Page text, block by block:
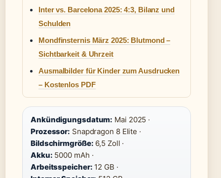
Inter vs. Barcelona 2025: 4:3, Bilanz und
Schulden
Mondfinsternis März 2025: Blutmond –
Sichtbarkeit & Uhrzeit
Ausmalbilder für Kinder zum Ausdrucken
– Kostenlos PDF
Ankündigungsdatum: Mai 2025 ·
Prozessor: Snapdragon 8 Elite ·
Bildschirmgröße: 6,5 Zoll ·
Akku: 5000 mAh ·
Arbeitsspeicher: 12 GB ·